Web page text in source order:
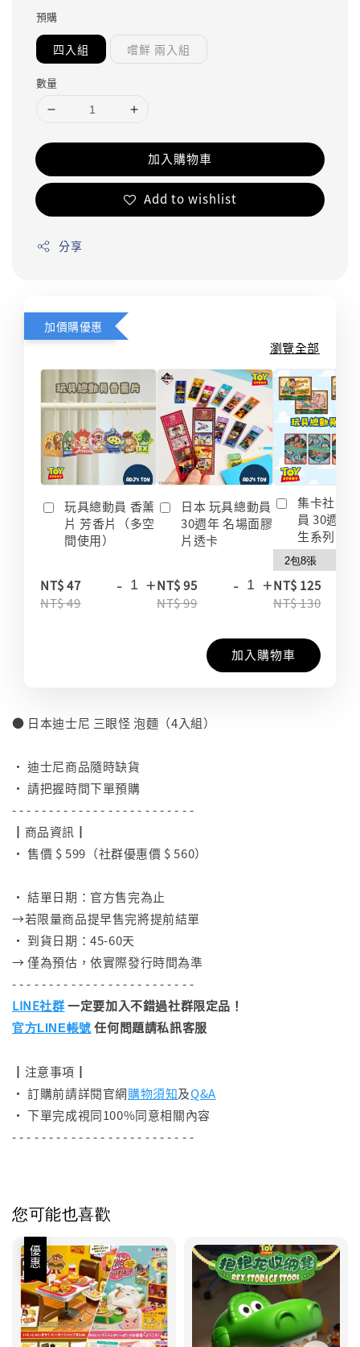
預購
四入組 嚐鮮 兩入組
數量
加入購物車
Add to wishlist
分享
加價購優惠
瀏覽全部
玩具總動員 香薰
片 芳香片（多空
間使用）
NT$ 47
NT$ 49
- +
日本 玩具總動員
30週年 名場面膠
片透卡
NT$ 95
NT$ 99
- +
集卡社 玩
員 30週年
生系列 收
NT$ 125
NT$ 130
加入購物車
● 日本迪士尼 三眼怪 泡麵（4入組）
• 迪士尼商品隨時缺貨
• 請把握時間下單預購
- - - - - - - - - - - - - - - - - - - - - - - - -
┃商品資訊┃
• 售價 $ 599（社群優惠價 $ 560）
• 結單日期：官方售完為止
→若限量商品提早售完將提前結單
• 到貨日期：45-60天
→ 僅為預估，依實際發行時間為準
- - - - - - - - - - - - - - - - - - - - - - - - -
LINE社群一定要加入不錯過社群限定品！
官方LINE帳號 任何問題請私訊客服
┃注意事項┃
• 訂購前請詳閱官網購物須知及Q&A
• 下單完成視同100%同意相關內容
- - - - - - - - - - - - - - - - - - - - - - - - -
您可能也喜歡
優惠